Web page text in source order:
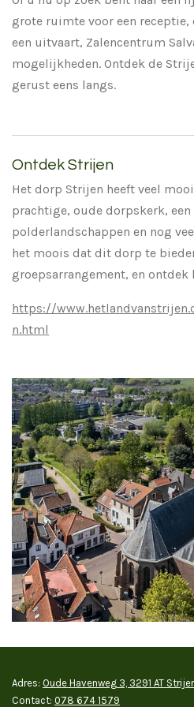
grote ruimte voor een receptie,
een uitvaart, Zalencentrum
mogelijkheden. Ontdek de
gerust eens langs.
Ontdek Strijen
Het dorp Strijen heeft veel
prachtige, oude dorpskerk,
polderlandschappen en nog
het moois dat dit dorp te
groepsarrangement, en ontdek
https://
n.html
Adres: Oude Havenweg 3, 3291 AT
Contact: 078 674 1579